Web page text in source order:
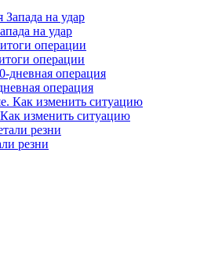
на удар
операции
операция
изменить ситуацию
резни